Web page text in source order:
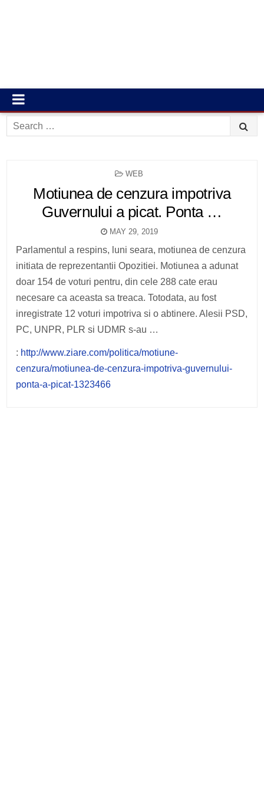
Search
for:
POSTED
WEB
Motiunea de cenzura impotriva
Guvernului a picat. Ponta …
MAY 29, 2019
Parlamentul a respins, luni seara, motiunea de cenzura
initiata de reprezentantii Opozitiei. Motiunea a adunat
doar 154 de voturi pentru, din cele 288 cate erau
necesare ca aceasta sa treaca. Totodata, au fost
inregistrate 12 voturi impotriva si o abtinere. Alesii PSD,
PC, UNPR, PLR si UDMR s-au …
: http://www.ziare.com/politica/motiune-
cenzura/motiunea-de-cenzura-impotriva-guvernului-
ponta-a-picat-1323466